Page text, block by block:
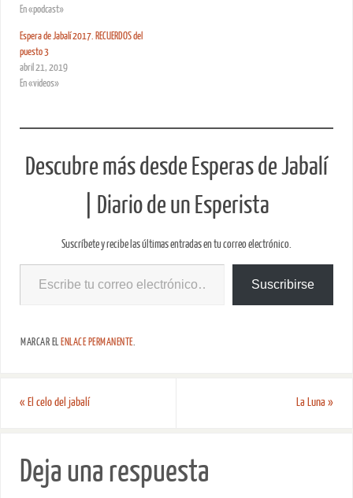
En «podcast»
Espera de Jabalí 2017. RECUERDOS del
puesto 3
abril 21, 2019
En «videos»
Descubre más desde Esperas de Jabalí
| Diario de un Esperista
Suscríbete y recibe las últimas entradas en tu correo electrónico.
Suscribirse
MARCAR EL ENLACE PERMANENTE.
« El celo del jabalí La Luna »
Deja una respuesta